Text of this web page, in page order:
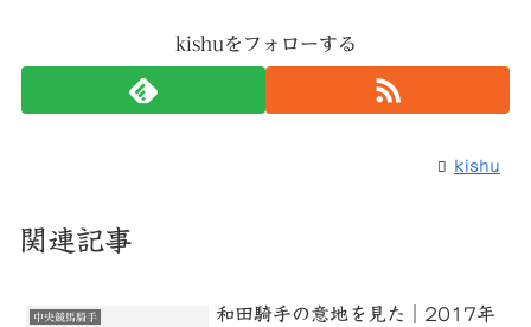
kishuをフォローする
kishu
関連記事
中央競馬騎手
和田騎手の意地を見た｜2017年